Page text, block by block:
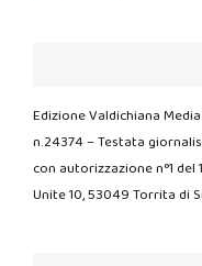
Edizione Valdichiana Media
n.24374 – Testata
con autorizzazione n°1 del
Unite 10, 53049 Torrita di